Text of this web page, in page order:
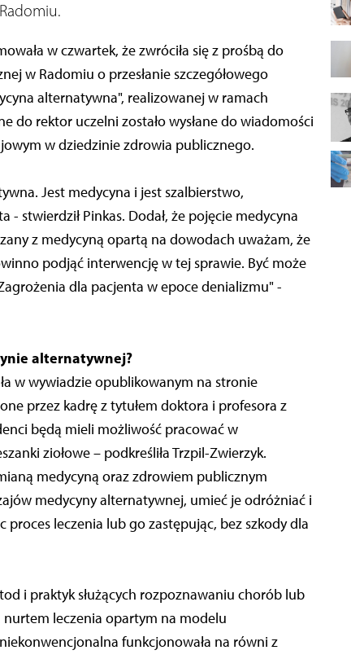
w czwartek, że zwróciła się z prośbą do
w Radomiu o przesłanie szczegółowego
alternatywna", realizowanej w ramach
do rektor uczelni zostało wysłane do wiadomości
w dziedzinie zdrowia publicznego.
Jest medycyna i jest szalbierstwo,
stwierdził Pinkas. Dodał, że pojęcie medycyna
z medycyną opartą na dowodach uważam, że
podjąć interwencję w tej sprawie. Być może
dla pacjenta w epoce denializmu" -
alternatywnej?
w wywiadzie opublikowanym na stronie
przez kadrę z tytułem doktora i profesora z
będą mieli możliwość pracować w
ziołowe – podkreśliła Trzpil-Zwierzyk.
medycyną oraz zdrowiem publicznym
medycyny alternatywnej, umieć je odróżniać i
proces leczenia lub go zastępując, bez szkody dla
i praktyk służących rozpoznawaniu chorób lub
leczenia opartym na modelu
funkcjonowała na równi z